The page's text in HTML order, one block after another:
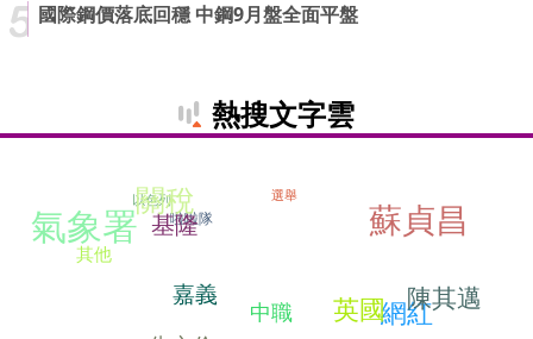
國際鋼價落底回穩 中鋼9月盤全面平盤
熱搜文字雲
網紅
以色列
啦啦隊 蘇貞昌
基隆
其他
氣象署
英國
關稅
中職
陳其邁
嘉義
選舉